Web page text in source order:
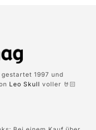
1997 und
Leo Skull voller 🤘🏻